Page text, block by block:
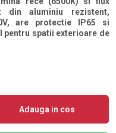
din aluminiu rezistent,
are protectie IP65 si
pentru spatii exterioare de
Adauga in cos